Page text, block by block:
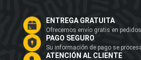
ENTREGA GRATUITA
Ofrecemos envío gratis en
PAGO SEGURO
Su información de pago se
ATENCIÓN AL CLIENTE